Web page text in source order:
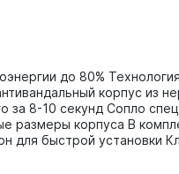
до 80%
корпус из
за 8-10 секунд Сопло
размеры корпуса В
для быстрой установки